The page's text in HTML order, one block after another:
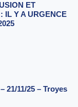
ET
IL Y A URGENCE
21/11/25 – Troyes